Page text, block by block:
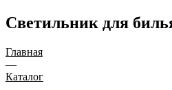
Светильник для
Главная
—
Каталог